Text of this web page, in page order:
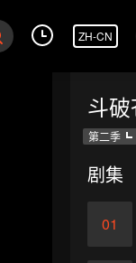
ZH-CN
斗
第二季
剧集
01